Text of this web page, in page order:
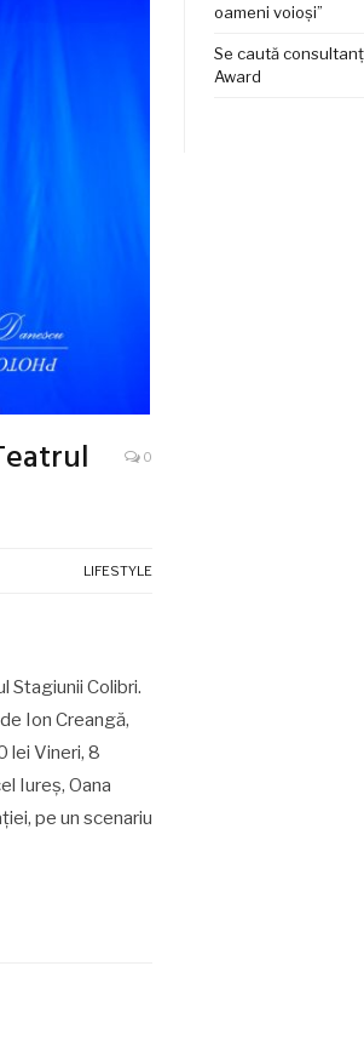
0
LIFESTYLE
Stagiunii Colibri.
Ion Creangă,
lei Vineri, 8
Iureș, Oana
pe un scenariu
oameni voioși”
Se caută
Award